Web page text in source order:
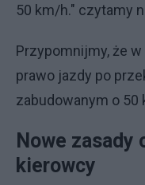
50 km/h." czytamy
Przypomnijmy, że
prawo jazdy po
zabudowanym o 50
Nowe zasady
kierowcy